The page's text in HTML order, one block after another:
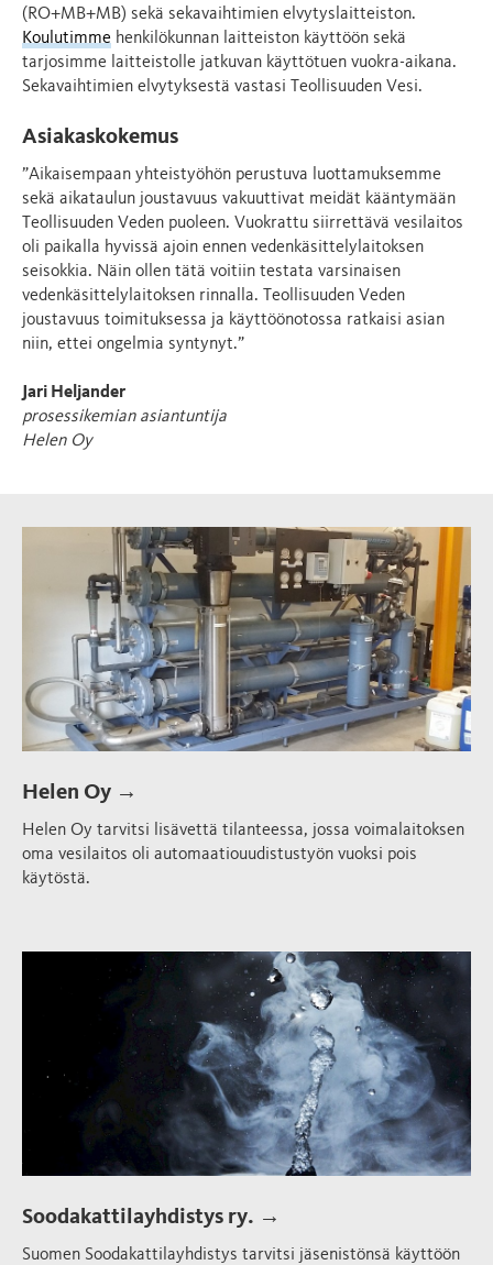
(RO+MB+MB) sekä sekavaihtimien elvytyslaitteiston.
Koulutimme henkilökunnan laitteiston käyttöön sekä
tarjosimme laitteistolle jatkuvan käyttötuen vuokra-aikana.
Sekavaihtimien elvytyksestä vastasi Teollisuuden Vesi.
Asiakaskokemus
”Aikaisempaan yhteistyöhön perustuva luottamuksemme
sekä aikataulun joustavuus vakuuttivat meidät kääntymään
Teollisuuden Veden puoleen. Vuokrattu siirrettävä vesilaitos
oli paikalla hyvissä ajoin ennen vedenkäsittelylaitoksen
seisokkia. Näin ollen tätä voitiin testata varsinaisen
vedenkäsittelylaitoksen rinnalla. Teollisuuden Veden
joustavuus toimituksessa ja käyttöönotossa ratkaisi asian
niin, ettei ongelmia syntynyt.”
Jari Heljander
prosessikemian asiantuntija
Helen Oy
Helen Oy →
Helen Oy tarvitsi lisävettä tilanteessa, jossa voimalaitoksen
oma vesilaitos oli automaatiouudistustyön vuoksi pois
käytöstä.
Soodakattilayhdistys ry. →
Suomen Soodakattilayhdistys tarvitsi jäsenistönsä käyttöön